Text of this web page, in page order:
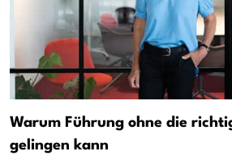
Warum Führung ohne die
gelingen kann